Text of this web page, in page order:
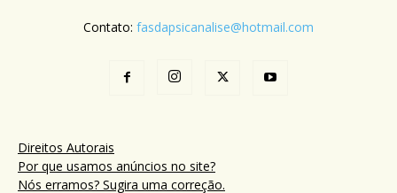
Contato: fasdapsicanalise@hotmail.com
Direitos Autorais
Por que usamos anúncios no site?
Nós erramos? Sugira uma correção.